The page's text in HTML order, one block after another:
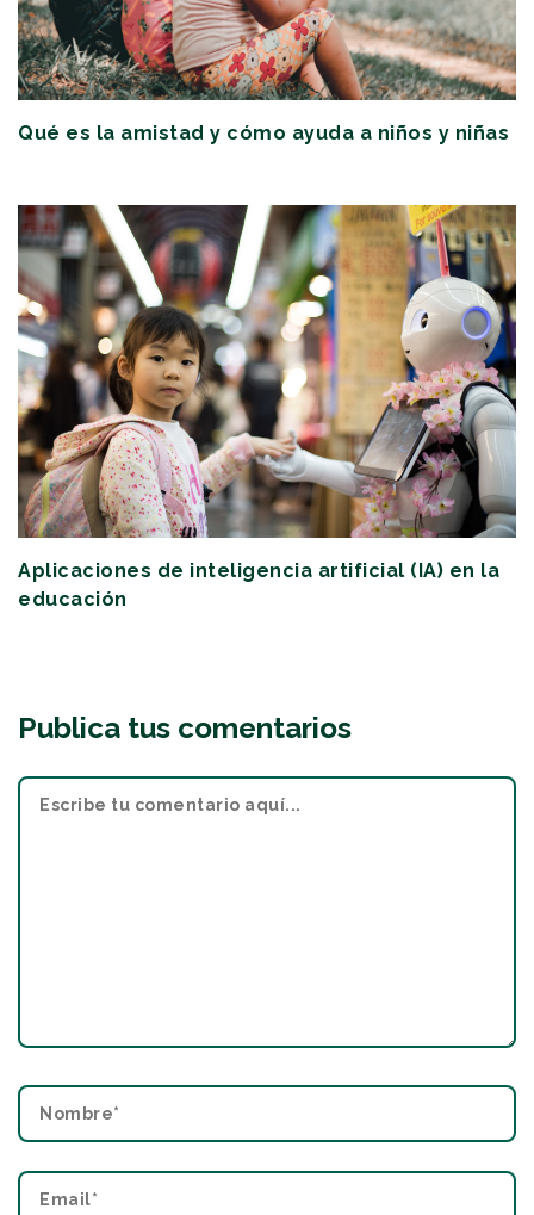
Qué es la amistad y cómo ayuda a niños y niñas
Aplicaciones de inteligencia artificial (IA) en la
educación
Publica tus comentarios